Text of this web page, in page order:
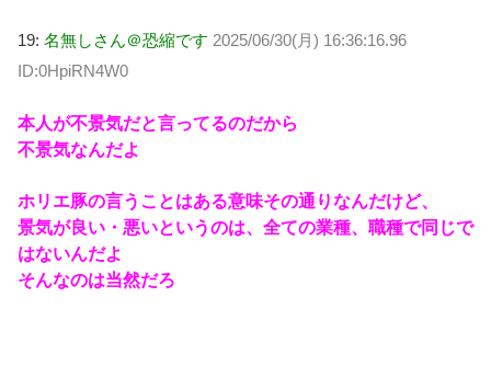
19: 名無しさん＠恐縮です 2025/06/30(月) 16:36:16.96
ID:0HpiRN4W0
本人が不景気だと言ってるのだから
不景気なんだよ
ホリエ豚の言うことはある意味その通りなんだけど、
景気が良い・悪いというのは、全ての業種、職種で同じで
はないんだよ
そんなのは当然だろ